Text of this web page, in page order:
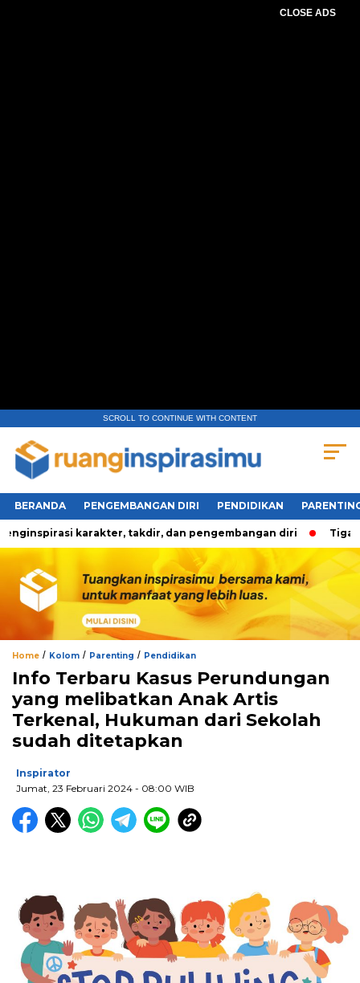
CLOSE ADS
SCROLL TO CONTINUE WITH CONTENT
BERANDA PENGEMBANGAN DIRI PENDIDIKAN
karakter, takdir, dan pengembangan diri Tiga
Home / Kolom / Parenting / Pendidikan
Info Terbaru Kasus Perundungan
yang melibatkan Anak Artis
Terkenal, Hukuman dari Sekolah
sudah ditetapkan
Inspirator
Jumat, 23 Februari 2024 - 08:00 WIB